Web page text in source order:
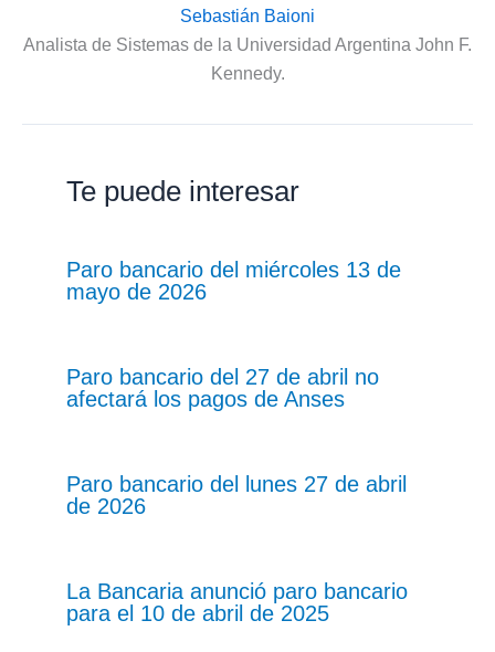
Sebastián Baioni
Analista de Sistemas de la Universidad Argentina John F.
Kennedy.
Te puede interesar
Paro bancario del miércoles 13 de
mayo de 2026
Paro bancario del 27 de abril no
afectará los pagos de Anses
Paro bancario del lunes 27 de abril
de 2026
La Bancaria anunció paro bancario
para el 10 de abril de 2025